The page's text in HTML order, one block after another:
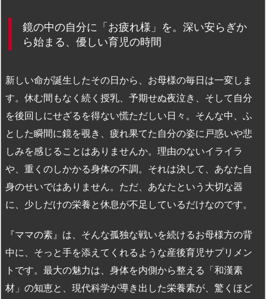
鏡の中の自分に「お疲れ様」を。深い安らぎか
ら始まる、優しい育児の時間
新しい命が誕生したその日から、お母様の毎日は一変しま
す。休む間もなく続く授乳、予期せぬ夜泣き、そして自分
を後回しにせざるを得ない慌ただしい日々。そんな中、ふ
とした瞬間に鏡を覗き、疲れ果てた自分の姿に戸惑いや悲
しみを感じることはありませんか。理由のないイライラ
や、重くのしかかる身体の不調。それは決して、あなた自
身のせいではありません。ただ、あなたという大切な器
に、少しだけの栄養と休息が不足しているだけなのです。
『ママの素』は、そんな孤独な戦いを続けるお母様方の背
中に、そっと手を添えてくれるような産後育児サプリメン
トです。最大の魅力は、身体を内側から整える「和漢素
材」の知恵と、現代科学が導き出した栄養素が、驚くほど